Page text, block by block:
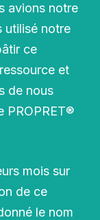
avions notre
utilisé notre
ce
et
de nous
PROPRET®
mois sur
de ce
le nom